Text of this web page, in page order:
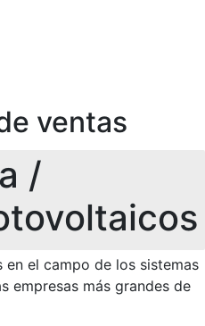
ventas
/
el campo de los sistemas
empresas más grandes de